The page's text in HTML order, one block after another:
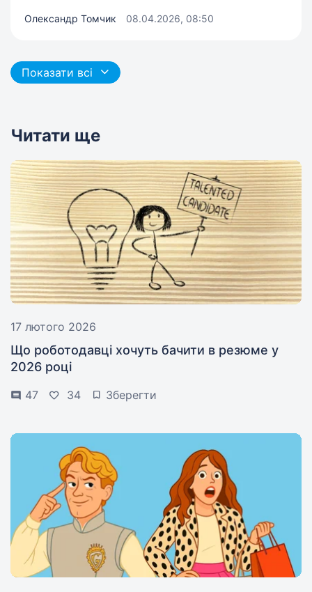
Олександр Томчик 08.04.2026, 08:50
Показати всі
Читати ще
17 лютого 2026
Що роботодавці хочуть бачити в резюме у
2026 році
47 34 Зберегти